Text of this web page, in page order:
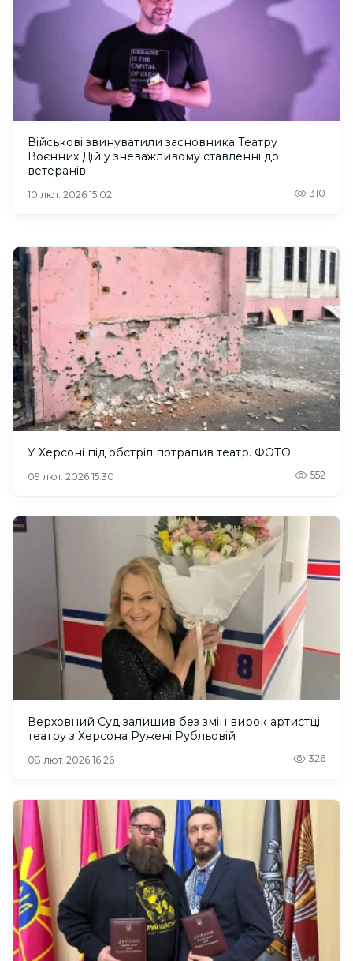
Військові звинуватили засновника Театру
Воєнних Дій у зневажливому ставленні до
ветеранів
10 лют. 2026 15:02 310
У Херсоні під обстріл потрапив театр. ФОТО
09 лют. 2026 15:30 552
Верховний Суд залишив без змін вирок артистці
театру з Херсона Ружені Рубльовій
08 лют. 2026 16:26 326